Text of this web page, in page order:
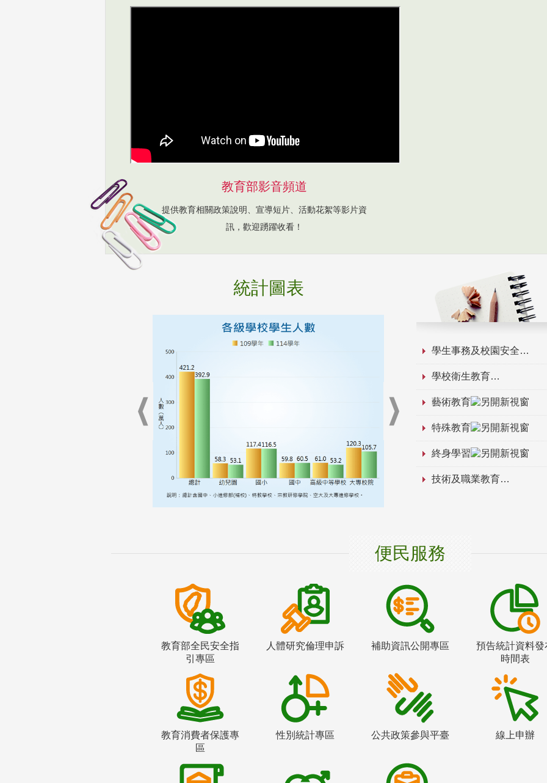
教育部影音頻道
提供教育相關政策說明、宣導短片、活動花絮等影片資
訊，歡迎踴躍收看！
統計圖表
學生事務及校園安全
學校衛生教育
藝術教育
特殊教育
終身學習
技術及職業教育
便民服務
教育部全民安全指
引專區
人體研究倫理申訴 補助資訊公開專區
預告統計資料發
時間表
教育消費者保護專
區
性別統計專區 公共政策參與平臺 線上申辦